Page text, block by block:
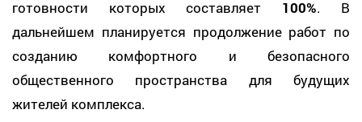
готовности которых составляет 100%. В
дальнейшем планируется продолжение работ по
созданию комфортного и безопасного
общественного пространства для будущих
жителей комплекса.